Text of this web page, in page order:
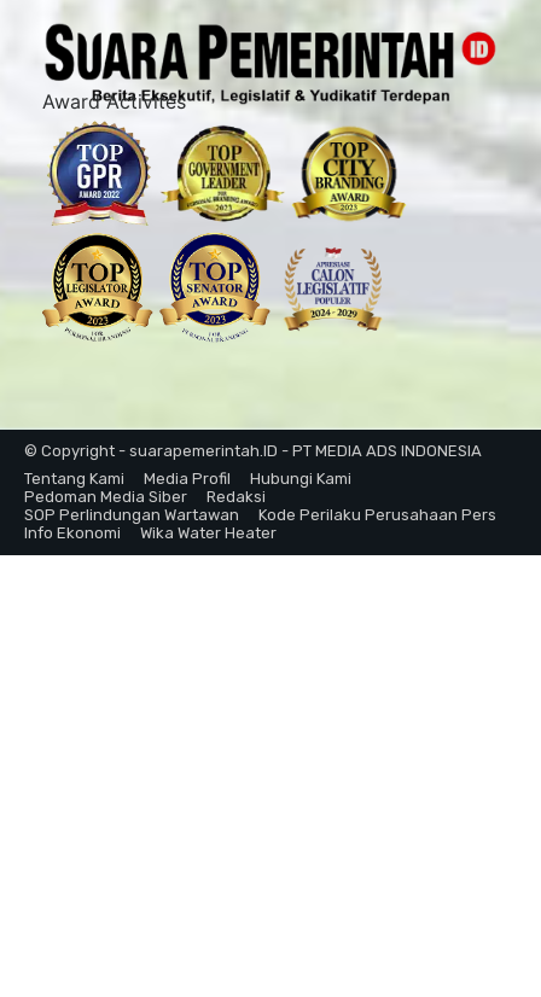
Award Activites
© Copyright - suarapemerintah.ID - PT MEDIA ADS INDONESIA
Tentang Kami
Media Profil
Hubungi Kami
Pedoman Media Siber
Redaksi
SOP Perlindungan Wartawan
Kode Perilaku Perusahaan Pers
Info Ekonomi
Wika Water Heater